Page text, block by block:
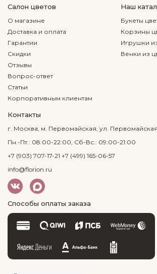
Салон цветов
О магазине
Доставка и оплата
Гарантии
Скидки
Отзывы
Вопрос-ответ
Статьи
Корпоративным клиентам
Наш
Букеты
Корзины
Игрушки
Венки из
Контакты
г. Москва, м. Первомайская, ул.
Пн.-Пт.: 08:00-22:00, Сб-Вс.: 09:00-21:00
+7 (903) 707-17-21 +7 (499) 165-06-57
info@florion.ru
Способы оплаты заказа